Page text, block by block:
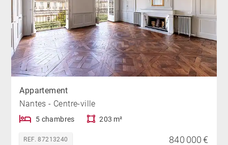
Appartement
Nantes - Centre-ville
5 chambres 203 m²
REF. 87213240 840 000 €